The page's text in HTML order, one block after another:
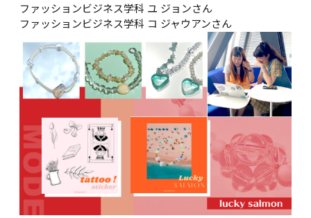
ファッションビジネス学科 ユ ジョンさん
ファッションビジネス学科 コ ジャウアンさん